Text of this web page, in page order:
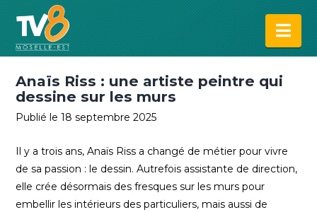
Anaïs Riss : une artiste peintre qui
dessine sur les murs
Publié le 18 septembre 2025
Il y a trois ans, Anaïs Riss a changé de métier pour vivre
de sa passion : le dessin. Autrefois assistante de direction,
elle crée désormais des fresques sur les murs pour
embellir les intérieurs des particuliers, mais aussi de